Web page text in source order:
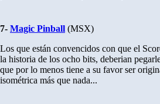
7- Magic Pinball (MSX)
Los que están convencidos con que el
la historia de los ocho bits, deberian
que por lo menos tiene a su favor ser
isométrica más que nada...